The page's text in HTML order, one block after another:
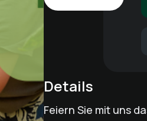
Details
Feiern Sie mit uns